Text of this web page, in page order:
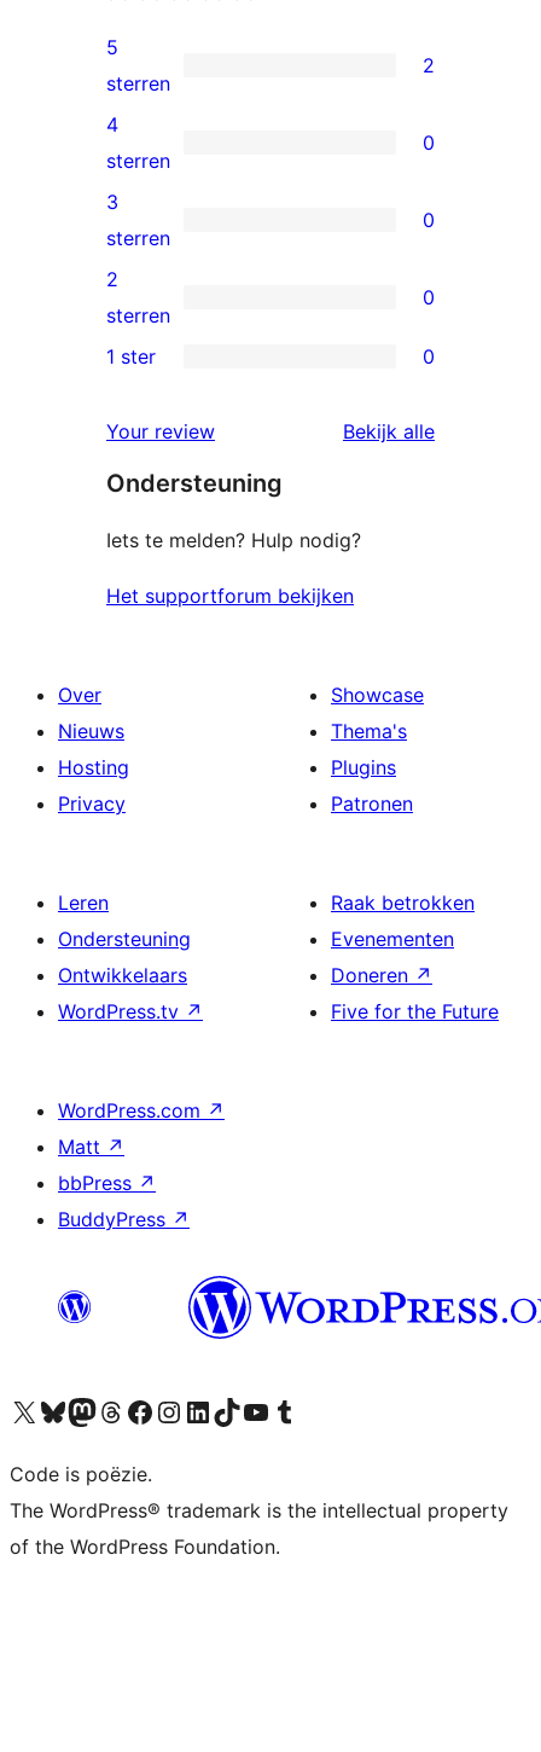
2
5
sterren
beoordelingen
5
sterren
2
0
4
sterren
beoordelingen
4
sterren
0
0
3
sterren
beoordelingen
3
sterren
0
0
2
beoordelingen
2
sterren
0
sterren
beoordelingen
1 ster 0
Your review Bekijk alle
Ondersteuning
Iets te melden? Hulp nodig?
Het supportforum bekijken
Over
Nieuws
Hosting
Privacy
Showcase
Thema's
Plugins
Patronen
Leren
Ondersteuning
Ontwikkelaars
WordPress.tv ↗
Raak betrokken
Evenementen
Doneren ↗
Five for the Future
WordPress.com ↗
Matt ↗
bbPress ↗
BuddyPress ↗
Bezoek ons X (voorheen Twitter) account
Bezoek ons Bluesky account
Bezoek ons Mastodon account
Bezoek ons Threads account
Onze Facebook pagina bezoeken
Bezoek ons Instagram account
Bezoek ons LinkedIn account
Bezoek ons TikTok account
Bezoek ons YouTube kanaalBezoek ons Tumblr account
Code is poëzie.
The WordPress® trademark is the intellectual property
of the WordPress Foundation.